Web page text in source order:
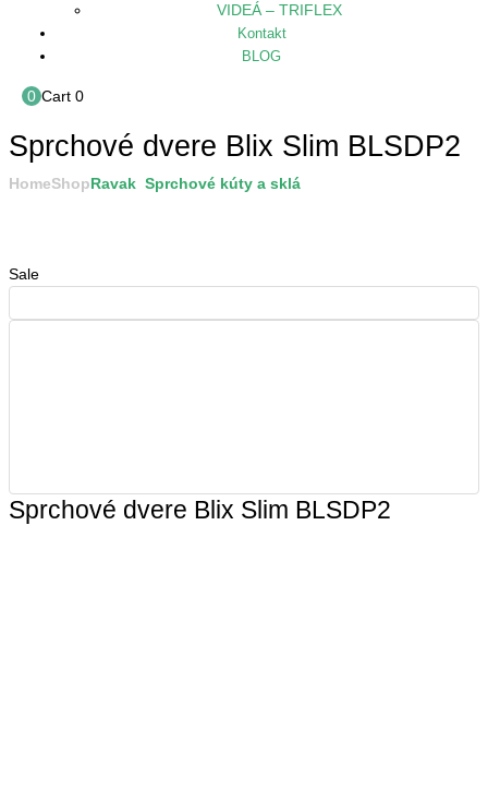
VIDEÁ – TRIFLEX
Kontakt
BLOG
0 Cart 0
Sprchové dvere Blix Slim BLSDP2
HomeShopRavak Sprchové kúty a sklá
Sale
Sprchové dvere Blix Slim BLSDP2